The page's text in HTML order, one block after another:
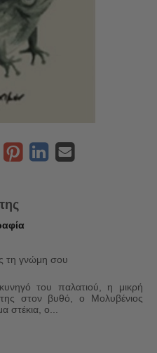
τη γνώμη σου
του παλατιού, η μικρή
στον βυθό, ο Μολυβένιος
στέκια, ο...